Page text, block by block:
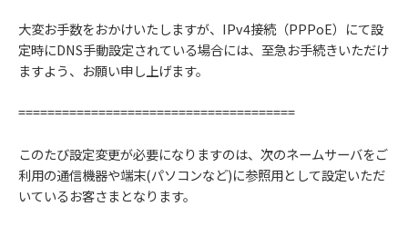
大変お手数をおかけいたしますが、IPv4接続（PPPoE）にて設
定時にDNS手動設定されている場合には、至急お手続きいただけ
ますよう、お願い申し上げます。
======================================
このたび設定変更が必要になりますのは、次のネームサーバをご
利用の通信機器や端末(パソコンなど)に参照用として設定いただ
いているお客さまとなります。